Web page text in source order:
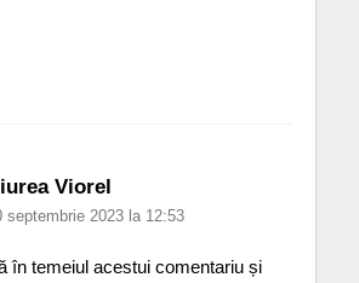
Viorel
septembrie 2023 la 12:53
în temeiul acestui comentariu și